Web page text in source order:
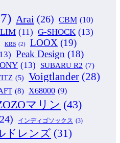
Arai (26) CBM (10)
(11) G-SHOCK (13)
KRB (2) LOOX (19)
Peak Design (18)
(13) SUBARU R2 (7)
(5) Voigtlander (28)
(8) X68000 (9)
マリン (43)
インディゴソックス (3)
ドレンズ (31)